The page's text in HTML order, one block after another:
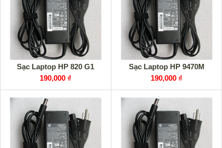
Sạc Laptop HP 820 G1
190,000 ₫
Sạc Laptop HP 9470M
190,000 ₫